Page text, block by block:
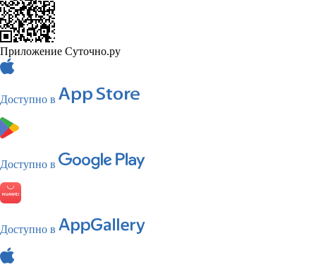
Приложение Суточно.ру
Доступно в
Доступно в
Доступно в